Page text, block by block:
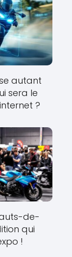
autant
sera le
?
de-
qui
!